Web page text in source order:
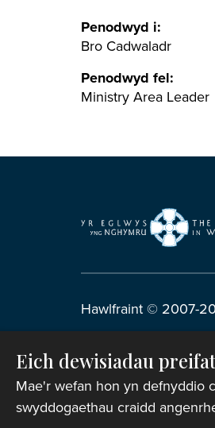
Penodwyd i:
Bro Cadwaladr
Penodwyd fel:
Ministry Area Leader
Hawlfraint © 2007-
Telerau ac Amodau
Preifatrwydd
Eich dewisiadau
Mae'r wefan hon yn defnyddio
swyddogaethau craidd